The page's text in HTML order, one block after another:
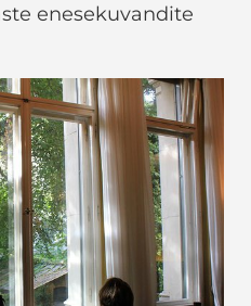
enesekuvandite